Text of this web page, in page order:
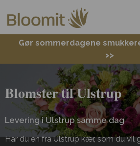
Gør sommerdagene
>>
Blomster til Ulstrup
Levering i Ulstrup samme dag
Har du en fra Ulstrup kær, som du